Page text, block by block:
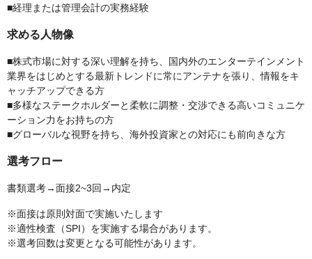
■経理または管理会計の実務経験
求める人物像
■株式市場に対する深い理解を持ち、国内外のエンターテインメント
業界をはじめとする最新トレンドに常にアンテナを張り、情報をキ
ャッチアップできる方
■多様なステークホルダーと柔軟に調整・交渉できる高いコミュニケ
ーション力をお持ちの方
■グローバルな視野を持ち、海外投資家との対応にも前向きな方
選考フロー
書類選考→面接2~3回→内定
※面接は原則対面で実施いたします
※適性検査（SPI）を実施する場合があります。
※選考回数は変更となる可能性があります。